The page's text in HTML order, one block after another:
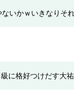
いかｗいきなりそ
に格好つけだす大